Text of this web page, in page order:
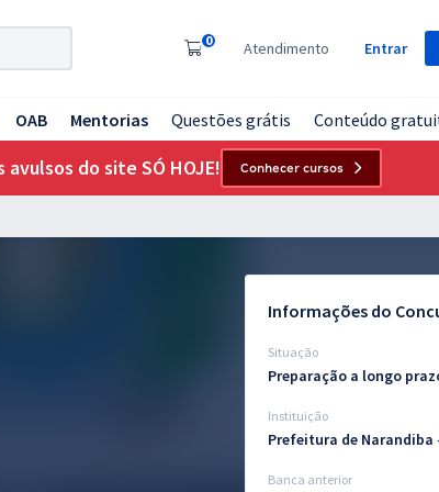
0 Atendimento Entrar
OAB Mentorias Questões grátis Conteúdo
do site SÓ HOJE! Conhecer cursos
Informações do
Situação
Preparação a longo
Instituição
Prefeitura de Narandiba
Banca anterior